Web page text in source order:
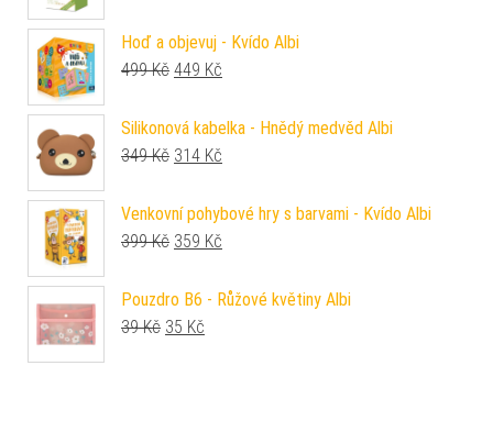
Hoď a objevuj - Kvído Albi
499Kč Původní cena byla: 499 Kč.
449 Kč
Silikonová kabelka - Hnědý medvěd Albi
349Kč Původní cena byla: 349 Kč.
314 Kč
Venkovní pohybové hry s barvami - Kvído Albi
399Kč Původní cena byla: 399 Kč.
359 Kč
Pouzdro B6 - Růžové květiny Albi
39Kč Původní cena byla: 39 Kč.
35 Kč